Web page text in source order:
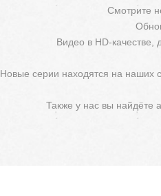
Смотрите
Видео в HD-
Новые серии находятся на наших
Также у нас вы найдёте